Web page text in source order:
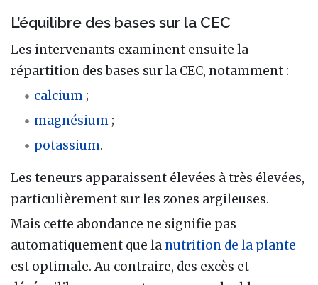
L’équilibre des bases sur la CEC
Les intervenants examinent ensuite la
répartition des bases sur la CEC, notamment :
calcium ;
magnésium ;
potassium.
Les teneurs apparaissent élevées à très élevées,
particulièrement sur les zones argileuses.
Mais cette abondance ne signifie pas
automatiquement que la nutrition de la plante
est optimale. Au contraire, des excès et